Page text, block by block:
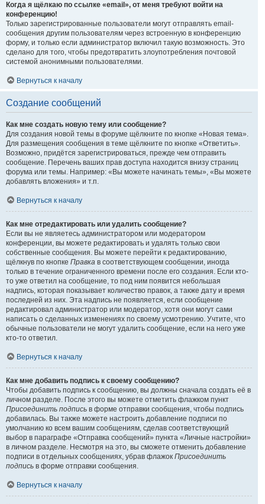
Когда я щёлкаю по ссылке «email», от меня требуют войти на
конференцию!
Только зарегистрированные пользователи могут отправлять email-
сообщения другим пользователям через встроенную в конференцию
форму, и только если администратор включил такую возможность. Это
сделано для того, чтобы предотвратить злоупотребления почтовой
системой анонимными пользователями.
Вернуться к началу
Создание сообщений
Как мне создать новую тему или сообщение?
Для создания новой темы в форуме щёлкните по кнопке «Новая тема».
Для размещения сообщения в теме щёлкните по кнопке «Ответить».
Возможно, придётся зарегистрироваться, прежде чем отправить
сообщение. Перечень ваших прав доступа находится внизу страниц
форума или темы. Например: «Вы можете начинать темы», «Вы можете
добавлять вложения» и т.п.
Вернуться к началу
Как мне отредактировать или удалить сообщение?
Если вы не являетесь администратором или модератором
конференции, вы можете редактировать и удалять только свои
собственные сообщения. Вы можете перейти к редактированию,
щёлкнув по кнопке Правка в соответствующем сообщении, иногда
только в течение ограниченного времени после его создания. Если кто-
то уже ответил на сообщение, то под ним появится небольшая
надпись, которая показывает количество правок, а также дату и время
последней из них. Эта надпись не появляется, если сообщение
редактировал администратор или модератор, хотя они могут сами
написать о сделанных изменениях по своему усмотрению. Учтите, что
обычные пользователи не могут удалить сообщение, если на него уже
кто-то ответил.
Вернуться к началу
Как мне добавить подпись к своему сообщению?
Чтобы добавить подпись к сообщению, вы должны сначала создать её в
личном разделе. После этого вы можете отметить флажком пункт
Присоединить подпись в форме отправки сообщения, чтобы подпись
добавилась. Вы также можете настроить добавление подписи по
умолчанию ко всем вашим сообщениям, сделав соответствующий
выбор в параграфе «Отправка сообщений» пункта «Личные настройки»
в личном разделе. Несмотря на это, вы сможете отменить добавление
подписи в отдельных сообщениях, убрав флажок Присоединить
подпись в форме отправки сообщения.
Вернуться к началу